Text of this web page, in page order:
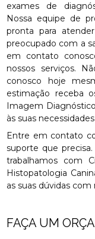
exames de
Nossa equipe de
pronta para
preocupado com a
em contato
nossos serviços.
conosco hoje
estimação receba
Imagem
às suas
Entre em contato
suporte que
trabalhamos com
Histopatologia
as suas dúvidas com
FAÇA UM